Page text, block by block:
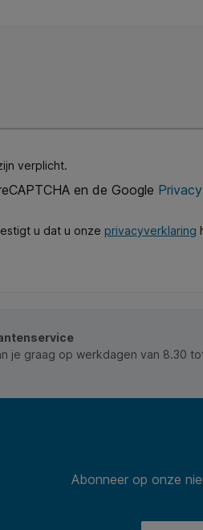
verplicht.
en de Google
u dat u onze privacyverklaring
je graag op werkdagen van 8.30
Abonneer op onze